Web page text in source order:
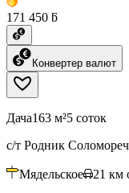
171 450 ƃ
Конвертер валют
Дача163 м²5 соток
с/т Родник
Мядельское 21 км